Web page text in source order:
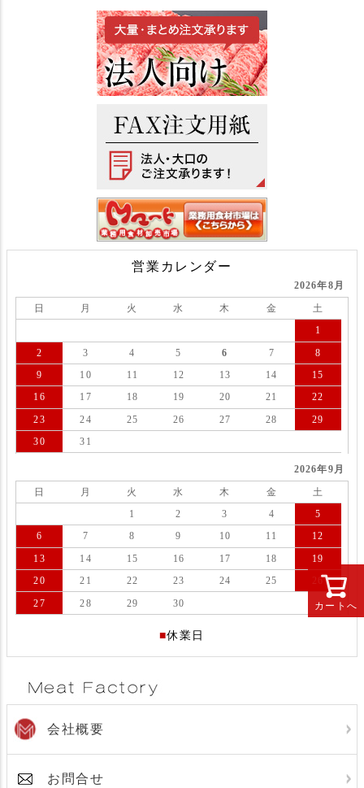
カートへ
営業カレンダー
2026年8月
日 月 火 水 木 金
土
1
2
3 4 5 6 7
8
9
10 11 12 13 14
15
16
17 18 19 20 21
22
23
24 25 26 27 28
29
30
31
2026年9月
日 月 火 水 木 金
土
1
2 3 4
5
6
7 8 9 10 11
12
13
14 15 16 17 18
19
20
21 22 23 24 25
26
27
28 29 30
■休業日
会社概要
お問合せ